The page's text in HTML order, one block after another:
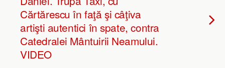
Cărtărescu în faţă şi câţiva
artişti autentici în spate, contra
Catedralei Mântuirii Neamului.
VIDEO